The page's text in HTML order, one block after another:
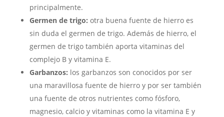
principalmente.
Germen de trigo: otra buena fuente de hierro es
sin duda el germen de trigo. Además de hierro, el
germen de trigo también aporta vitaminas del
complejo B y vitamina E.
Garbanzos: los garbanzos son conocidos por ser
una maravillosa fuente de hierro y por ser también
una fuente de otros nutrientes como fósforo,
magnesio, calcio y vitaminas como la vitamina E y